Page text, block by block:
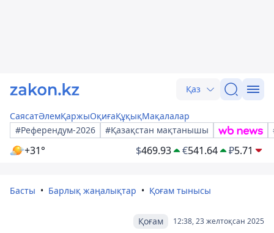
Қаз
СаясатӘлемҚаржыОқиғаҚұқықМақалалар
#Референдум-2026
#Қазақстан мақтанышы
+31° $469.93 €541.64 ₽5.71
Басты Барлық жаңалықтар Қоғам тынысы
12:38, 23 желтоқсан 2025
Қоғам